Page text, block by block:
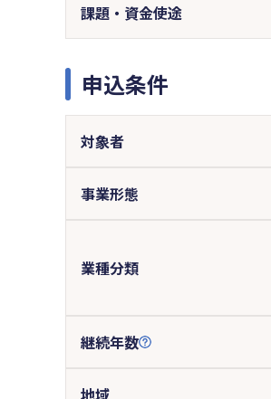
課題・資金使途
申込条件
対象者
事業形態
業種分類
継続年数
地域